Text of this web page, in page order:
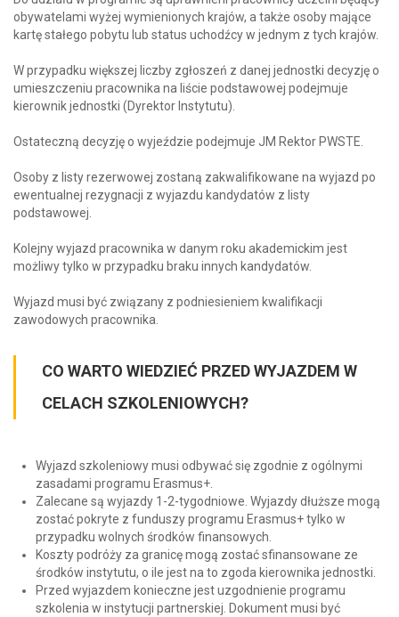
obywatelami wyżej wymienionych krajów, a także osoby mające
kartę stałego pobytu lub status uchodźcy w jednym z tych krajów.
W przypadku większej liczby zgłoszeń z danej jednostki decyzję o
umieszczeniu pracownika na liście podstawowej podejmuje
kierownik jednostki (Dyrektor Instytutu).
Ostateczną decyzję o wyjeździe podejmuje JM Rektor PWSTE.
Osoby z listy rezerwowej zostaną zakwalifikowane na wyjazd po
ewentualnej rezygnacji z wyjazdu kandydatów z listy
podstawowej.
Kolejny wyjazd pracownika w danym roku akademickim jest
możliwy tylko w przypadku braku innych kandydatów.
Wyjazd musi być związany z podniesieniem kwalifikacji
zawodowych pracownika.
CO WARTO WIEDZIEĆ PRZED WYJAZDEM W
CELACH SZKOLENIOWYCH?
Wyjazd szkoleniowy musi odbywać się zgodnie z ogólnymi
zasadami programu Erasmus+.
Zalecane są wyjazdy 1-2-tygodniowe. Wyjazdy dłuższe mogą
zostać pokryte z funduszy programu Erasmus+ tylko w
przypadku wolnych środków finansowych.
Koszty podróży za granicę mogą zostać sfinansowane ze
środków instytutu, o ile jest na to zgoda kierownika jednostki.
Przed wyjazdem konieczne jest uzgodnienie programu
szkolenia w instytucji partnerskiej. Dokument musi być